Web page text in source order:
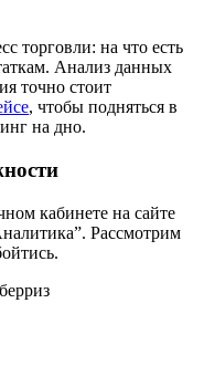
торговли: на что есть
Анализ данных
точно стоит
, чтобы подняться в
на дно.
кабинете на сайте
Рассмотрим